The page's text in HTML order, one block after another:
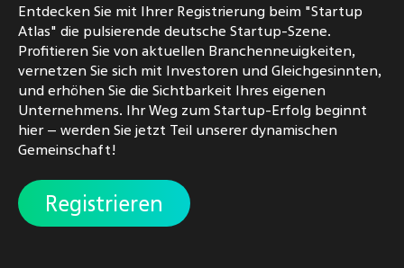
Entdecken Sie mit Ihrer Registrierung beim "Startup
Atlas" die pulsierende deutsche Startup-Szene.
Profitieren Sie von aktuellen Branchenneuigkeiten,
vernetzen Sie sich mit Investoren und Gleichgesinnten,
und erhöhen Sie die Sichtbarkeit Ihres eigenen
Unternehmens. Ihr Weg zum Startup-Erfolg beginnt
hier – werden Sie jetzt Teil unserer dynamischen
Gemeinschaft!
Registrieren